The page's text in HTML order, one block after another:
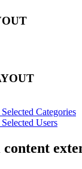
Categories
Users